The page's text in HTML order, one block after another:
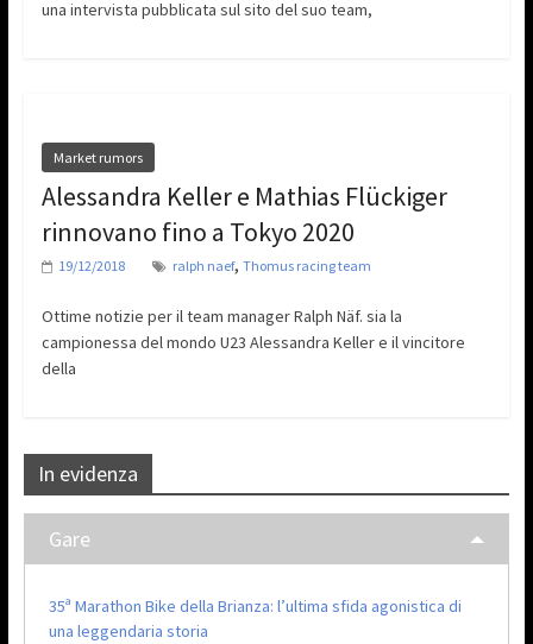
una intervista pubblicata sul sito del suo team,
Market rumors
Alessandra Keller e Mathias Flückiger
rinnovano fino a Tokyo 2020
19/12/2018 ralph naef, Thomus racing team
Ottime notizie per il team manager Ralph Näf. sia la
campionessa del mondo U23 Alessandra Keller e il vincitore
della
In evidenza
Gare
35ª Marathon Bike della Brianza: l’ultima sfida agonistica di
una leggendaria storia